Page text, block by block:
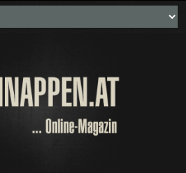
Beiträge
& Projekte